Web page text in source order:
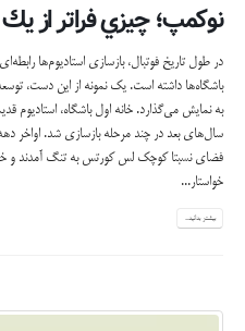
نوكمپ؛ چيزي فراتر از
در طول تاريخ فوتبال، بازسازي استاديوم‌ها
باشگاه‌ها داشته است. يك نمونه از اين دست،
فضاي نسبتا كوچك لس كورتس به تنگ آمدند و
خواستار...
بیشتر بدانید...